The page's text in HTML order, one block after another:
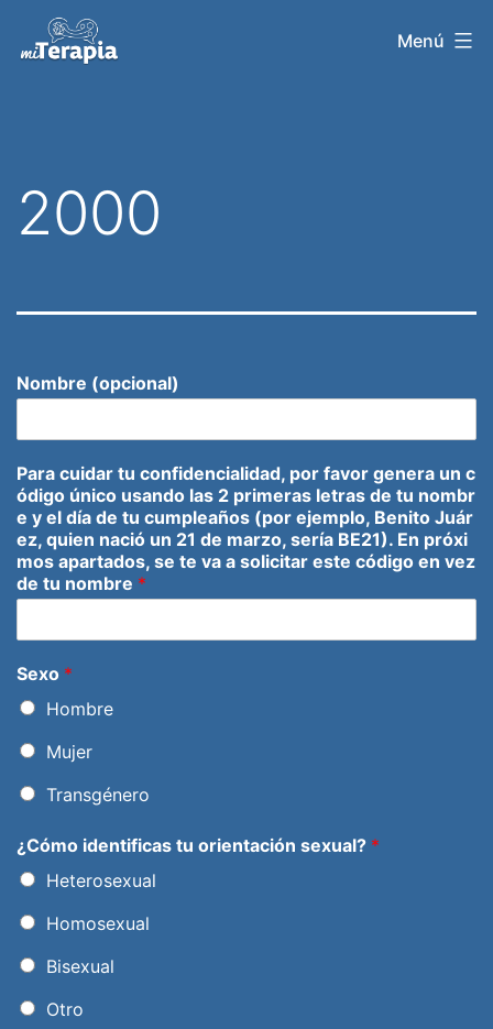
Saltar
Menú
2000
Nombre (opcional)
Para cuidar tu confidencialidad, por favor genera un c
ódigo único usando las 2 primeras letras de tu nombr
e y el día de tu cumpleaños (por ejemplo, Benito Juár
ez, quien nació un 21 de marzo, sería BE21). En próxi
mos apartados, se te va a solicitar este código en vez
de tu nombre *
Sexo *
Hombre
Mujer
Transgénero
¿Cómo identificas tu orientación sexual? *
Heterosexual
Homosexual
Bisexual
Otro